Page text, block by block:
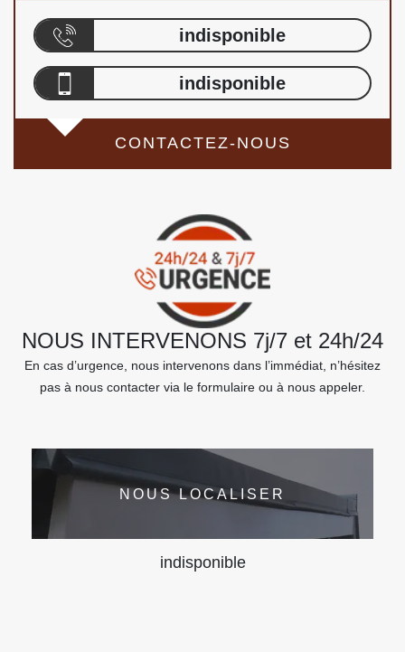
indisponible
indisponible
CONTACTEZ-NOUS
NOUS INTERVENONS 7j/7 et 24h/24
En cas d’urgence, nous intervenons dans l’immédiat, n’hésitez
pas à nous contacter via le formulaire ou à nous appeler.
NOUS LOCALISER
indisponible